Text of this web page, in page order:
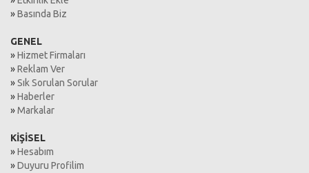
»Basında Biz
GENEL
»Hizmet Firmaları
»Reklam Ver
»Sık Sorulan Sorular
»Haberler
»Markalar
KİŞİSEL
»Hesabım
»Duyuru Profilim